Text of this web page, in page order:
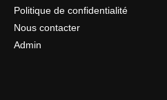
Politique de confidentialité
Nous contacter
Admin